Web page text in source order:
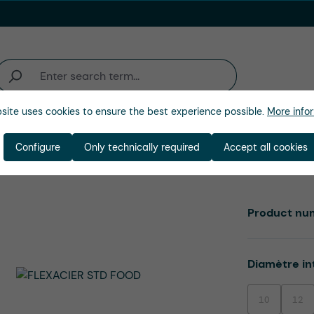
Entreprise
Select
Diamètre
10(This option is
12
Product
uses cookies to ensure the best experience possible. More
Only technically required
Configure Accept all cookies